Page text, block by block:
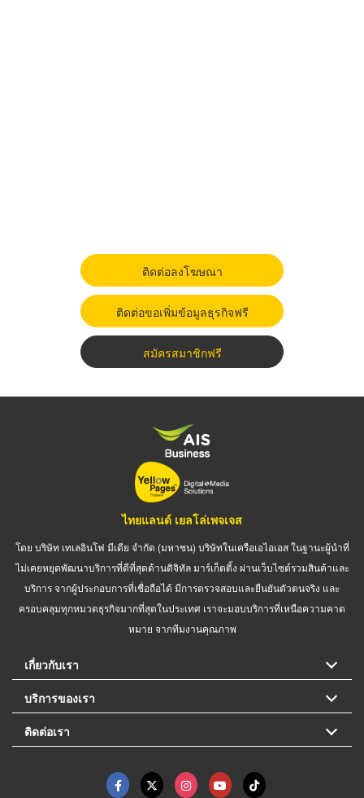
ติดต่อลงโฆษณา
ติดต่อขอเพิ่มข้อมูลธุรกิจฟรี
สมัครสมาชิกฟรี
ไทยแลนด์ เยลโล่เพจเจส
โดย บริษัท เทเลอินโฟ มีเดีย จำกัด (มหาชน) บริษัทในเครือเอไอเอส ในฐานะผู้นำที่
ไม่เคยหยุดพัฒนาบริการที่ดีที่สุดด้านดิจิทัล มาร์เก็ตติ้ง ผ่านเว็บไซต์รวมสินค้าและ
บริการ จากผู้ประกอบการที่เชื่อถือได้ มีการตรวจสอบและยืนยันตัวตนจริง และ
ครอบคลุมทุกหมวดธุรกิจมากที่สุดในประเทศ เราจะมอบบริการที่เหนือความคาด
หมาย จากทีมงานคุณภาพ
เกี่ยวกับเรา
บริการของเรา
ติดต่อเรา